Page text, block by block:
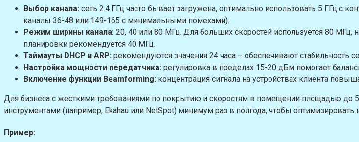
Выбор канала: сеть 2.4 ГГц часто бывает загружена, оптимально использовать 5 ГГц с
каналы 36-48 или 149-165 с минимальными помехами).
Режим ширины канала: 20, 40 или 80 МГц. Для больших скоростей используется 80
планировки рекомендуется 40 МГц.
Таймауты DHCP и ARP: рекомендуются значения 24 часа – обеспечивают стабильность
Настройка мощности передатчика: регулировка в пределах 15-20 дБм помогает
Включение функции Beamforming: концентрация сигнала на устройствах клиента
Для бизнеса с жесткими требованиями по покрытию и скоростям в помещении площадью до
инструментами (например, Ekahau или NetSpot) минимум раз в полгода, чтобы
Пример: